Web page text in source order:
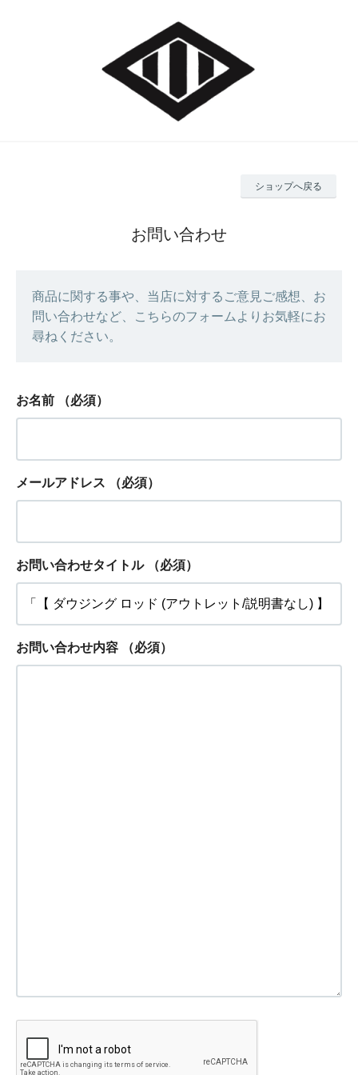
ショップへ戻る
お問い合わせ
商品に関する事や、当店に対するご意見ご感想、お
問い合わせなど、こちらのフォームよりお気軽にお
尋ねください。
お名前 （必須）
メールアドレス （必須）
お問い合わせタイトル （必須）
お問い合わせ内容 （必須）